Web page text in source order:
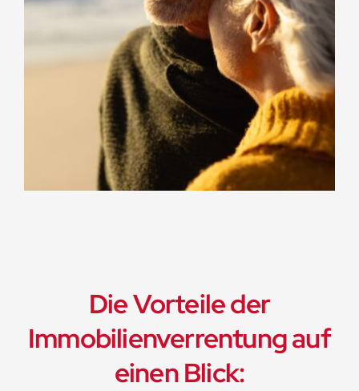
Die Vorteile der
Immobilienverrentung auf
einen Blick: